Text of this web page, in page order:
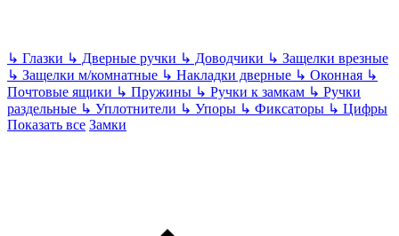
↳ Глазки ↳ Дверные ручки ↳ Доводчики ↳ Защелки врезные
↳ Защелки м/комнатные ↳ Накладки дверные ↳ Оконная ↳
Почтовые ящики ↳ Пружины ↳ Ручки к замкам ↳ Ручки
раздельные ↳ Уплотнители ↳ Упоры ↳ Фиксаторы ↳ Цифры
Показать все Замки